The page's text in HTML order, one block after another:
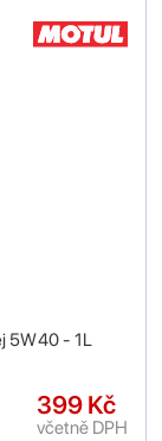
5W40 - 1L
399 Kč
včetně DPH